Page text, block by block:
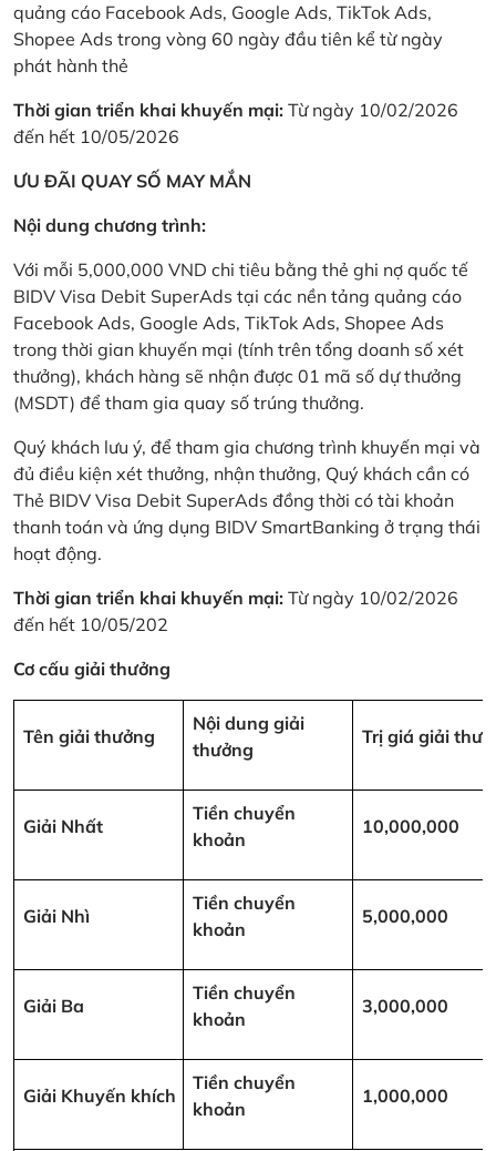
quảng cáo Facebook Ads, Google Ads, TikTok Ads,
Shopee Ads trong vòng 60 ngày đầu tiên kể từ ngày
phát hành thẻ
Thời gian triển khai khuyến mại: Từ ngày 10/02/2026
đến hết 10/05/2026
ƯU ĐÃI QUAY SỐ MAY MẮN
Nội dung chương trình:
Với mỗi 5,000,000 VND chi tiêu bằng thẻ ghi nợ quốc tế
BIDV Visa Debit SuperAds tại các nền tảng quảng cáo
Facebook Ads, Google Ads, TikTok Ads, Shopee Ads
trong thời gian khuyến mại (tính trên tổng doanh số xét
thưởng), khách hàng sẽ nhận được 01 mã số dự thưởng
(MSDT) để tham gia quay số trúng thưởng.
Quý khách lưu ý, để tham gia chương trình khuyến mại và
đủ điều kiện xét thưởng, nhận thưởng, Quý khách cần có
Thẻ BIDV Visa Debit SuperAds đồng thời có tài khoản
thanh toán và ứng dụng BIDV SmartBanking ở trạng thái
hoạt động.
Thời gian triển khai khuyến mại: Từ ngày 10/02/2026
đến hết 10/05/202
Cơ cấu giải thưởng
Tên giải thưởng
Nội dung giải
thưởng
Trị giá giải
Giải Nhất
Tiền chuyển
khoản
10,000,000
Giải Nhì
Tiền chuyển
khoản
5,000,000
Giải Ba
Tiền chuyển
khoản
3,000,000
Giải Khuyến khích
Tiền chuyển
khoản
1,000,000